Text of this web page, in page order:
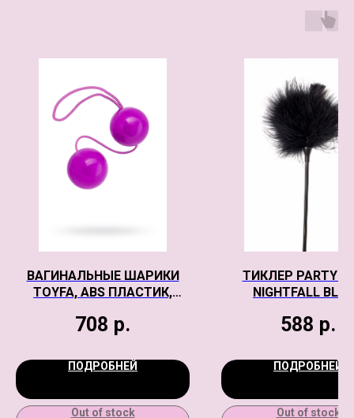
ВАГИНАЛЬНЫЕ ШАРИКИ
TOYFA, ABS ПЛАСТИК,
708 р.
ПОДРОБНЕЙ
Out of stock
ТИКЛЕР PARTY
NIGHTFALL
588 р.
ПОДРОБНЕЙ
Out of stock